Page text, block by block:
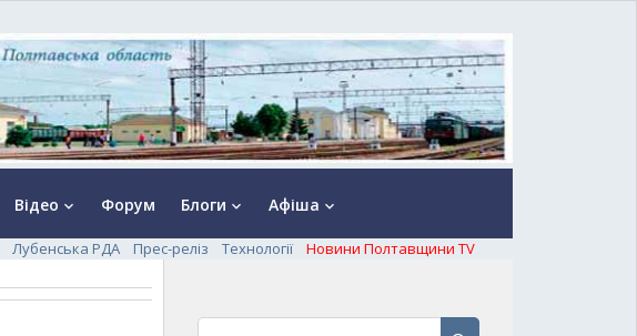
Відео keyboard_arrow_down Форум Блоги keyboard_arrow_down Афіша keyboard_arrow_down
Лубенська РДА Прес-реліз Технології Новини Полтавщини TV